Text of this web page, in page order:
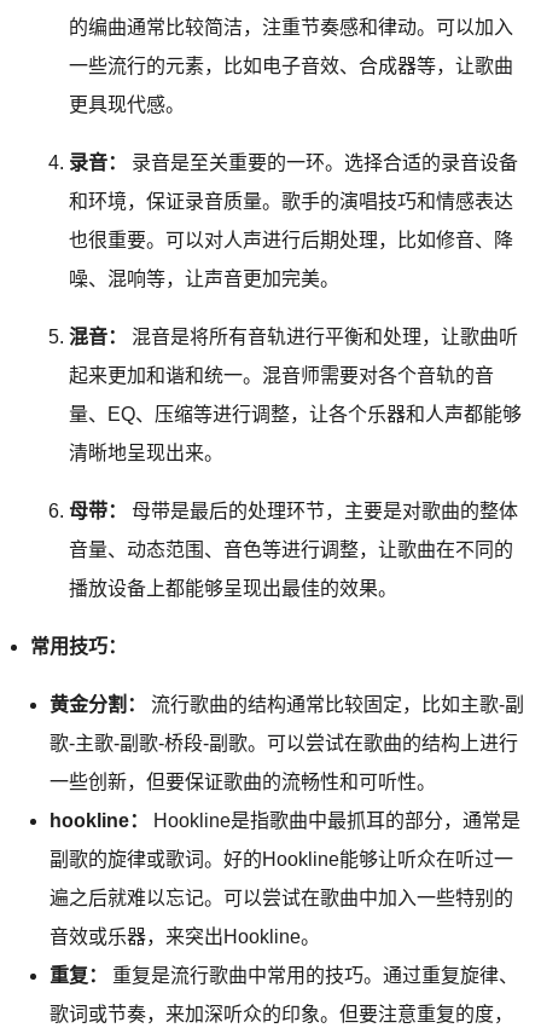
的编曲通常比较简洁，注重节奏感和律动。可以加入
一些流行的元素，比如电子音效、合成器等，让歌曲
更具现代感。
录音：
录音是至关重要的一环。选择合适的录音设备
和环境，保证录音质量。歌手的演唱技巧和情感表达
也很重要。可以对人声进行后期处理，比如修音、降
噪、混响等，让声音更加完美。
混音：
混音是将所有音轨进行平衡和处理，让歌曲听
起来更加和谐和统一。混音师需要对各个音轨的音
量、EQ、压缩等进行调整，让各个乐器和人声都能够
清晰地呈现出来。
母带：
母带是最后的处理环节，主要是对歌曲的整体
音量、动态范围、音色等进行调整，让歌曲在不同的
播放设备上都能够呈现出最佳的效果。
常用技巧：
黄金分割：
流行歌曲的结构通常比较固定，比如主歌-副
歌-主歌-副歌-桥段-副歌。可以尝试在歌曲的结构上进行
一些创新，但要保证歌曲的流畅性和可听性。
hookline：
Hookline是指歌曲中最抓耳的部分，通常是
副歌的旋律或歌词。好的Hookline能够让听众在听过一
遍之后就难以忘记。可以尝试在歌曲中加入一些特别的
音效或乐器，来突出Hookline。
重复：
重复是流行歌曲中常用的技巧。通过重复旋律、
歌词或节奏，来加深听众的印象。但要注意重复的度，